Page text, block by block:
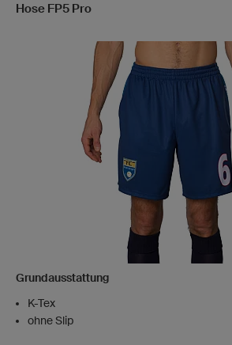
Hose FP5 Pro
Grundausstattung
K-Tex
ohne Slip